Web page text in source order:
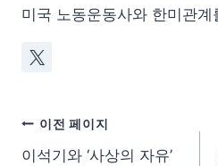
미국 노동운동사와 한미관
이전 페이지
이석기와 ‘사상의 자유’